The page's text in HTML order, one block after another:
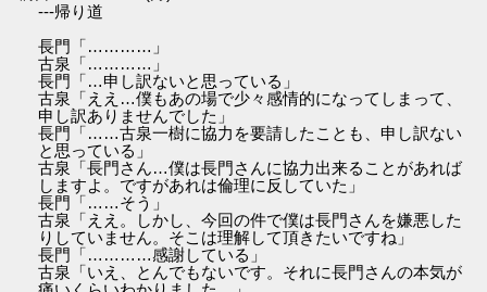
---帰り道
長門「…………」
古泉「…………」
長門「…申し訳ないと思っている」
古泉「ええ…僕もあの場で少々感情的になってしまって、
申し訳ありませんでした」
長門「……古泉一樹に協力を要請したことも、申し訳ない
と思っている」
古泉「長門さん…僕は長門さんに協力出来ることがあれば
しますよ。ですがあれは倫理に反していた」
長門「……そう」
古泉「ええ。しかし、今回の件で僕は長門さんを嫌悪した
りしていません。そこは理解して頂きたいですね」
長門「…………感謝している」
古泉「いえ、とんでもないです。それに長門さんの本気が